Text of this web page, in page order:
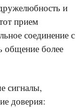
и
прием
соединение с
общение более
сигналы,
доверия: